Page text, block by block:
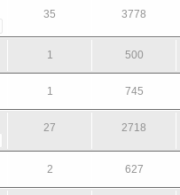
35 3778
1 500
1 745
27 2718
2 627